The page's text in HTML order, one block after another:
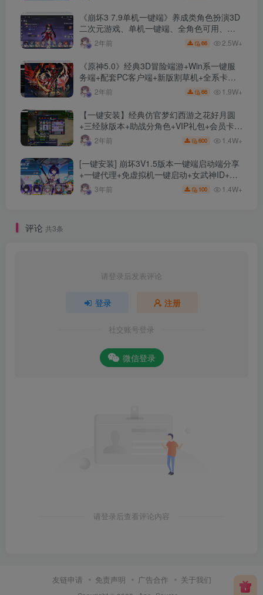
《崩坏3 7.9单机一键端》养成类角色扮演3D
二次元游戏、单机一键端、全角色可用、无
限资源、附带保姆级安装教程
2年前 66 2.5W+
《原神5.0》经典3D冒险端游+Win系一键服
务端+配套PC客户端+新版割草机+全系卡池
文件2年前 66 1.9W+
【一键安装】经典仿官梦幻西游之花好月圆
+三经脉版本+助战分角色+VIP礼包+会员卡
+剧情活动+视频搭建及其他修改资料
2年前 600 1.4W+
[一键安装] 崩坏3V1.5版本一键端启动端分享
+一键代理+免虚拟机一键启动+女武神ID+详
细指令+极简一键修改
3年前 100 1.4W+
评论 共3条
请登录后发表评论
登录 注册
社交账号登录
微信登录
请登录后查看评论内容
友链申请 免责声明 广告合作 关于我们